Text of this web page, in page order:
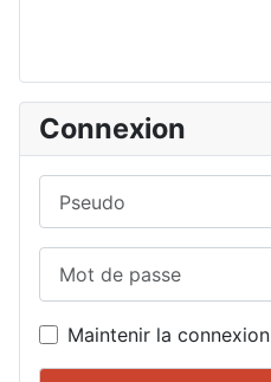
Connexion
Maintenir la connexion